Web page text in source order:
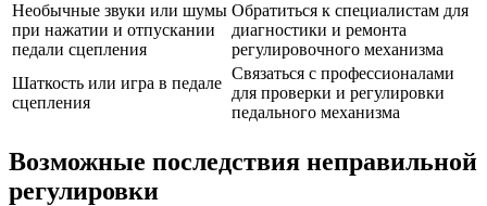
Необычные звуки или шумы
при нажатии и отпускании
педали сцепления
Обратиться к специалистам для
диагностики и ремонта
регулировочного механизма
Шаткость или игра в педале
сцепления
Связаться с профессионалами
для проверки и регулировки
педального механизма
Возможные последствия неправильной
регулировки